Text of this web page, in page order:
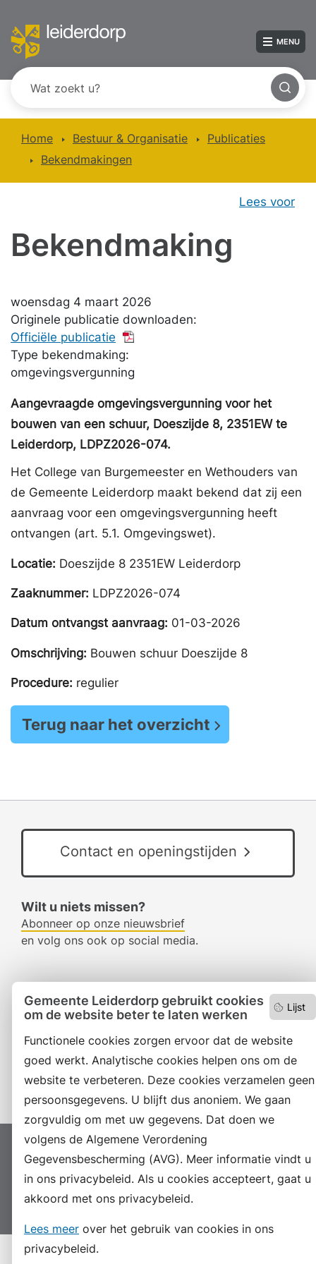
Lijst
Gemeente Leiderdorp gebruikt cookies
om de website beter te laten werken
Functionele cookies zorgen ervoor dat de website
goed werkt. Analytische cookies helpen ons om de
website te verbeteren. Deze cookies verzamelen geen
persoonsgegevens. U blijft dus anoniem. We gaan
zorgvuldig om met uw gegevens. Dat doen we
volgens de Algemene Verordening
Gegevensbescherming (AVG). Meer informatie vindt u
in ons privacybeleid. Als u cookies accepteert, gaat u
akkoord met ons privacybeleid.
Lees meer over het gebruik van cookies in ons
privacybeleid.
MENU
Home Bestuur & Organisatie
Publicaties
Bekendmakingen
Lees voor
Bekendmaking
woensdag 4 maart 2026
Originele publicatie downloaden:
Officiële publicatie
Type bekendmaking:
omgevingsvergunning
Aangevraagde omgevingsvergunning voor het
bouwen van een schuur, Doeszijde 8, 2351EW te
Leiderdorp, LDPZ2026-074.
Het College van Burgemeester en Wethouders van
de Gemeente Leiderdorp maakt bekend dat zij een
aanvraag voor een omgevingsvergunning heeft
ontvangen (art. 5.1. Omgevingswet).
Locatie: Doeszijde 8 2351EW Leiderdorp
Zaaknummer: LDPZ2026-074
Datum ontvangst aanvraag: 01-03-2026
Omschrijving: Bouwen schuur Doeszijde 8
Procedure: regulier
Terug naar het overzicht
Contact en openingstijden
Wilt u niets missen?
Abonneer op onze nieuwsbrief
en volg ons ook op social media.
RSS
LinkedIn
Instagram
Proclaimer Colofon
Toegankelijkheid
Sitemap
Privacyverklaring
Servicenormen
Suggesties
Archief Vacatures